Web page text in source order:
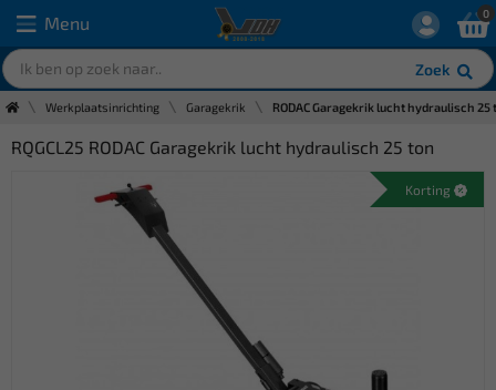
Menu
Zoek
0
Werkplaatsinrichting Garagekrik RODAC Garagekrik lucht hydraulisch 25
RQGCL25 RODAC Garagekrik lucht hydraulisch 25 ton
Korting